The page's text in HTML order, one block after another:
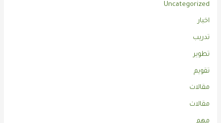
Uncategorized
اخبار
تدريب
تطوير
تقويم
مقالات
مقالات
مهم